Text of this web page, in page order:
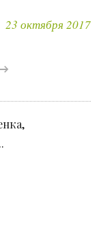
23 октября 2017